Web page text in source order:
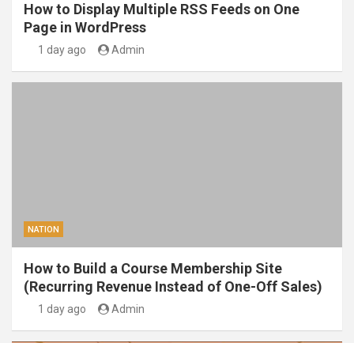
How to Display Multiple RSS Feeds on One
Page in WordPress
1 day ago Admin
NATION
How to Build a Course Membership Site
(Recurring Revenue Instead of One-Off Sales)
1 day ago Admin